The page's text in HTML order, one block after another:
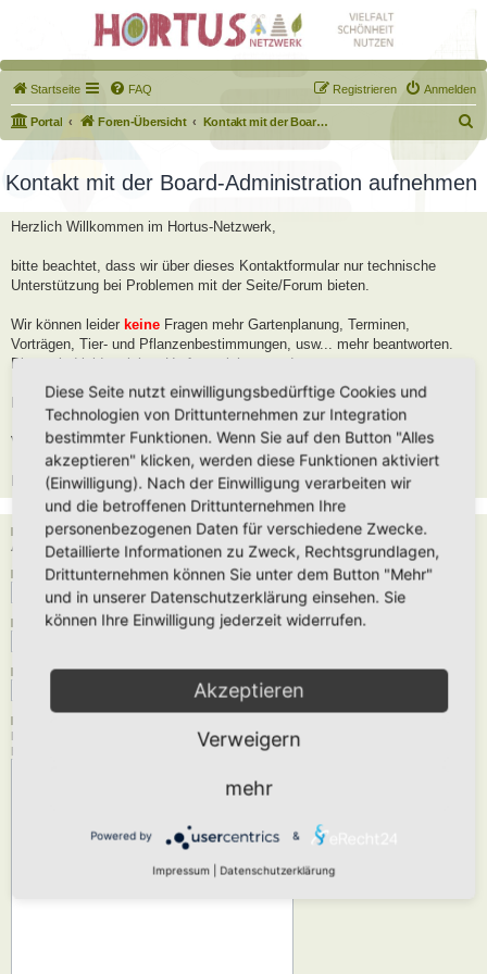
Startseite FAQ Anmelden
Registrieren
Portal Foren-Übersicht Kontakt mit der Board-Administration aufnehmen
u
Kontakt mit der Board-Administration aufnehmen
Herzlich Willkommen im Hortus-Netzwerk,
bitte beachtet, dass wir über dieses Kontaktformular nur technische
Unterstützung bei Problemen mit der Seite/Forum bieten.
Wir können leider keine Fragen mehr Gartenplanung, Terminen,
Vorträgen, Tier- und Pflanzenbestimmungen, usw... mehr beantworten.
Diese sind leider viel zu Umfangreich geworden.
Bitte stellt diese Fragen im Forum, dort helfen wir Euch gerne weiter.
Viele Grüße
Robert
Empfänger:
Administrator
Deine E-Mail-Adresse:
Dein Name:
Betreff:
Nachrichtentext:
Diese Nachricht wird als reiner Text verschickt, verwende daher kein HTML oder
BBCode. Als Antwort-Adresse für die E-Mail wird deine E-Mail-Adresse angegeben.
Diese Seite nutzt einwilligungsbedürftige Cookies und
Technologien von Drittunternehmen zur Integration
bestimmter Funktionen. Wenn Sie auf den Button "Alles
akzeptieren" klicken, werden diese Funktionen aktiviert
(Einwilligung). Nach der Einwilligung verarbeiten wir
und die betroffenen Drittunternehmen Ihre
personenbezogenen Daten für verschiedene Zwecke.
Detaillierte Informationen zu Zweck, Rechtsgrundlagen,
Drittunternehmen können Sie unter dem Button "Mehr"
und in unserer Datenschutzerklärung einsehen. Sie
können Ihre Einwilligung jederzeit widerrufen.
Akzeptieren
Verweigern
mehr
Powered by &
Impressum Datenschutzerklärung